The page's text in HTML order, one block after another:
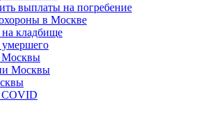
выплаты на погребение
в Москве
кладбище
Москвы
Москвы